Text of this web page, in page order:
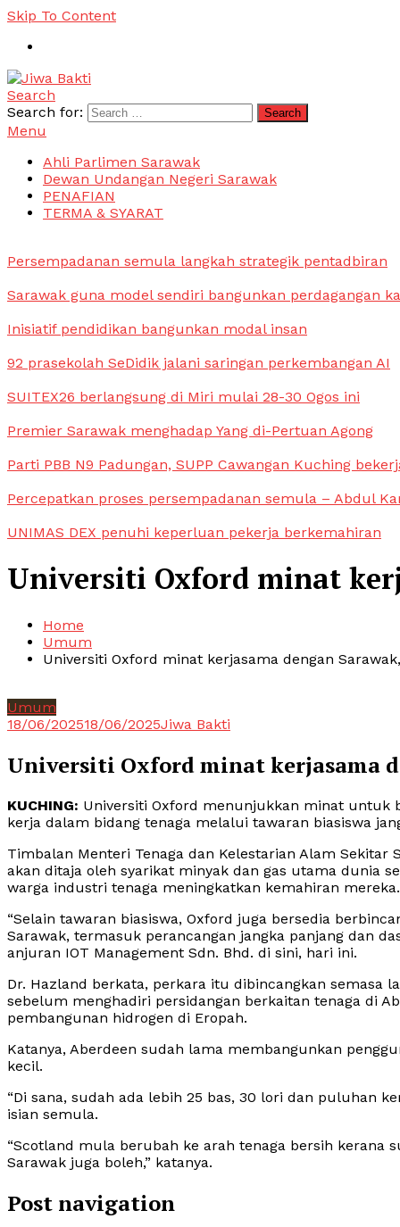
Skip To Content
Jiwa Bakti
Suara PBB Sarawak
Search
Search for:
Menu
Ahli Parlimen Sarawak
Dewan Undangan Negeri Sarawak
PENAFIAN
TERMA & SYARAT
Persempadanan semula langkah strategik pentadbiran
Sarawak guna model sendiri bangunkan perdagangan
Inisiatif pendidikan bangunkan modal insan
92 prasekolah SeDidik jalani saringan perkembangan AI
SUITEX26 berlangsung di Miri mulai 28-30 Ogos ini
Premier Sarawak menghadap Yang di-Pertuan Agong
Parti PBB N9 Padungan, SUPP Cawangan Kuching
Percepatkan proses persempadanan semula – Abdul
UNIMAS DEX penuhi keperluan pekerja berkemahiran
Universiti Oxford minat
Home
Umum
Universiti Oxford minat kerjasama dengan
Umum
18/06/202518/06/2025Jiwa Bakti
Universiti Oxford minat kerjasama
KUCHING: Universiti Oxford menunjukkan minat untuk
kerja dalam bidang tenaga melalui tawaran biasiswa
Timbalan Menteri Tenaga dan Kelestarian Alam
akan ditaja oleh syarikat minyak dan gas utama dunia
warga industri tenaga meningkatkan kemahiran mereka.
“Selain tawaran biasiswa, Oxford juga bersedia
Sarawak, termasuk perancangan jangka panjang dan
anjuran IOT Management Sdn. Bhd. di sini, hari ini.
Dr. Hazland berkata, perkara itu dibincangkan semasa
sebelum menghadiri persidangan berkaitan tenaga di
pembangunan hidrogen di Eropah.
Katanya, Aberdeen sudah lama membangunkan
kecil.
“Di sana, sudah ada lebih 25 bas, 30 lori dan puluhan
isian semula.
“Scotland mula berubah ke arah tenaga bersih kerana
Sarawak juga boleh,” katanya.
Post navigation